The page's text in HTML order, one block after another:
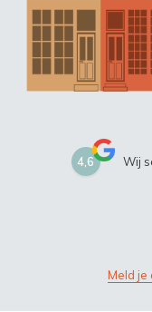
4,6 Wij
Meld je